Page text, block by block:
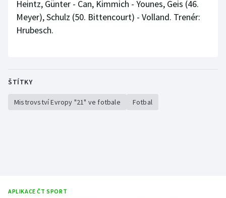
Heintz, Günter - Can, Kimmich - Younes, Geis (46.
Meyer), Schulz (50. Bittencourt) - Volland. Trenér:
Hrubesch.
ŠTÍTKY
Mistrovství Evropy "21" ve fotbale Fotbal
APLIKACE ČT SPORT